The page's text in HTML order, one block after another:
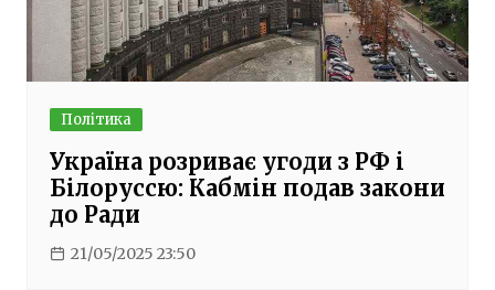
Політика
Україна розриває угоди з РФ і
Білоруссю: Кабмін подав закони
до Ради
21/05/2025 23:50